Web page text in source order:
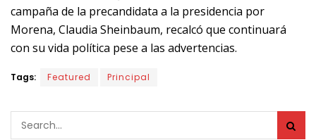
campaña de la precandidata a la presidencia por
Morena, Claudia Sheinbaum, recalcó que continuará
con su vida política pese a las advertencias.
Tags: Featured Principal